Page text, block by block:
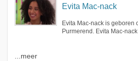
Evita Mac-nack
Evita Mac-nack is geboren
Purmerend. Evita Mac-
...meer